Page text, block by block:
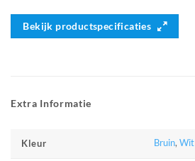
Bekijk productspecificaties
Extra Informatie
Kleur Bruin,Wit